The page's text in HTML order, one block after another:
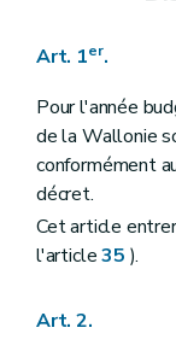
Art. 28
Art. 29
Art. 30
Art. 31
Art. 32
Art. 33
Art. 34
Chapitre IV
Art. 35
Art. 1er.
Pour l'année
de la Wallonie
conformément
décret.
Cet article
l'article35 ).
Art. 2.